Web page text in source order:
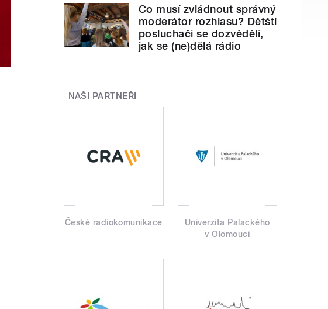
Co musí zvládnout správný
moderátor rozhlasu? Dětští
posluchači se dozvěděli,
jak se (ne)dělá rádio
NAŠI PARTNEŘI
České radiokomunikace
Univerzita Palackého
v Olomouci